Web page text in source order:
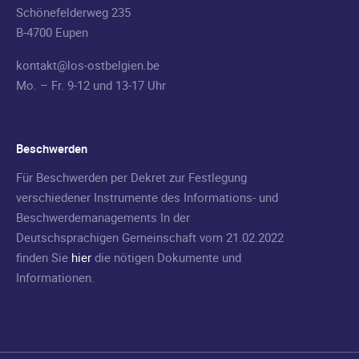
Schönefelderweg 235
B-4700 Eupen
kontakt@los-ostbelgien.be
Mo. – Fr. 9-12 und 13-17 Uhr
Beschwerden
Für Beschwerden per Dekret zur Festlegung
verschiedener Instrumente des Informations- und
Beschwerdemanagements In der
Deutschsprachigen Gemeinschaft vom 21.02.2022
finden Sie hier die nötigen Dokumente und
Informationen.